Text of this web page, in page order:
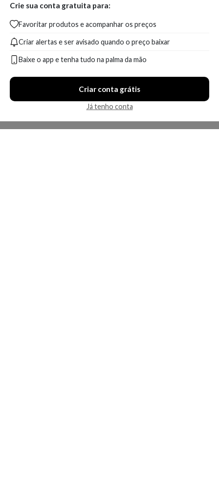
Protetor Solar Corporal
Solaire Anti-Ox FPS50 200
A partir de:
R$
Até:
R$
169,99
Compare
Photoderm M Dourée 40 ml
A partir de:
R$
92,90
Compare
Crie sua conta gratuita para:
Favoritar produtos e acompanhar os preços
Criar alertas e ser avisado quando o preço baixar
Baixe o app e tenha tudo na palma da mão
Criar conta grátis
Já tenho conta